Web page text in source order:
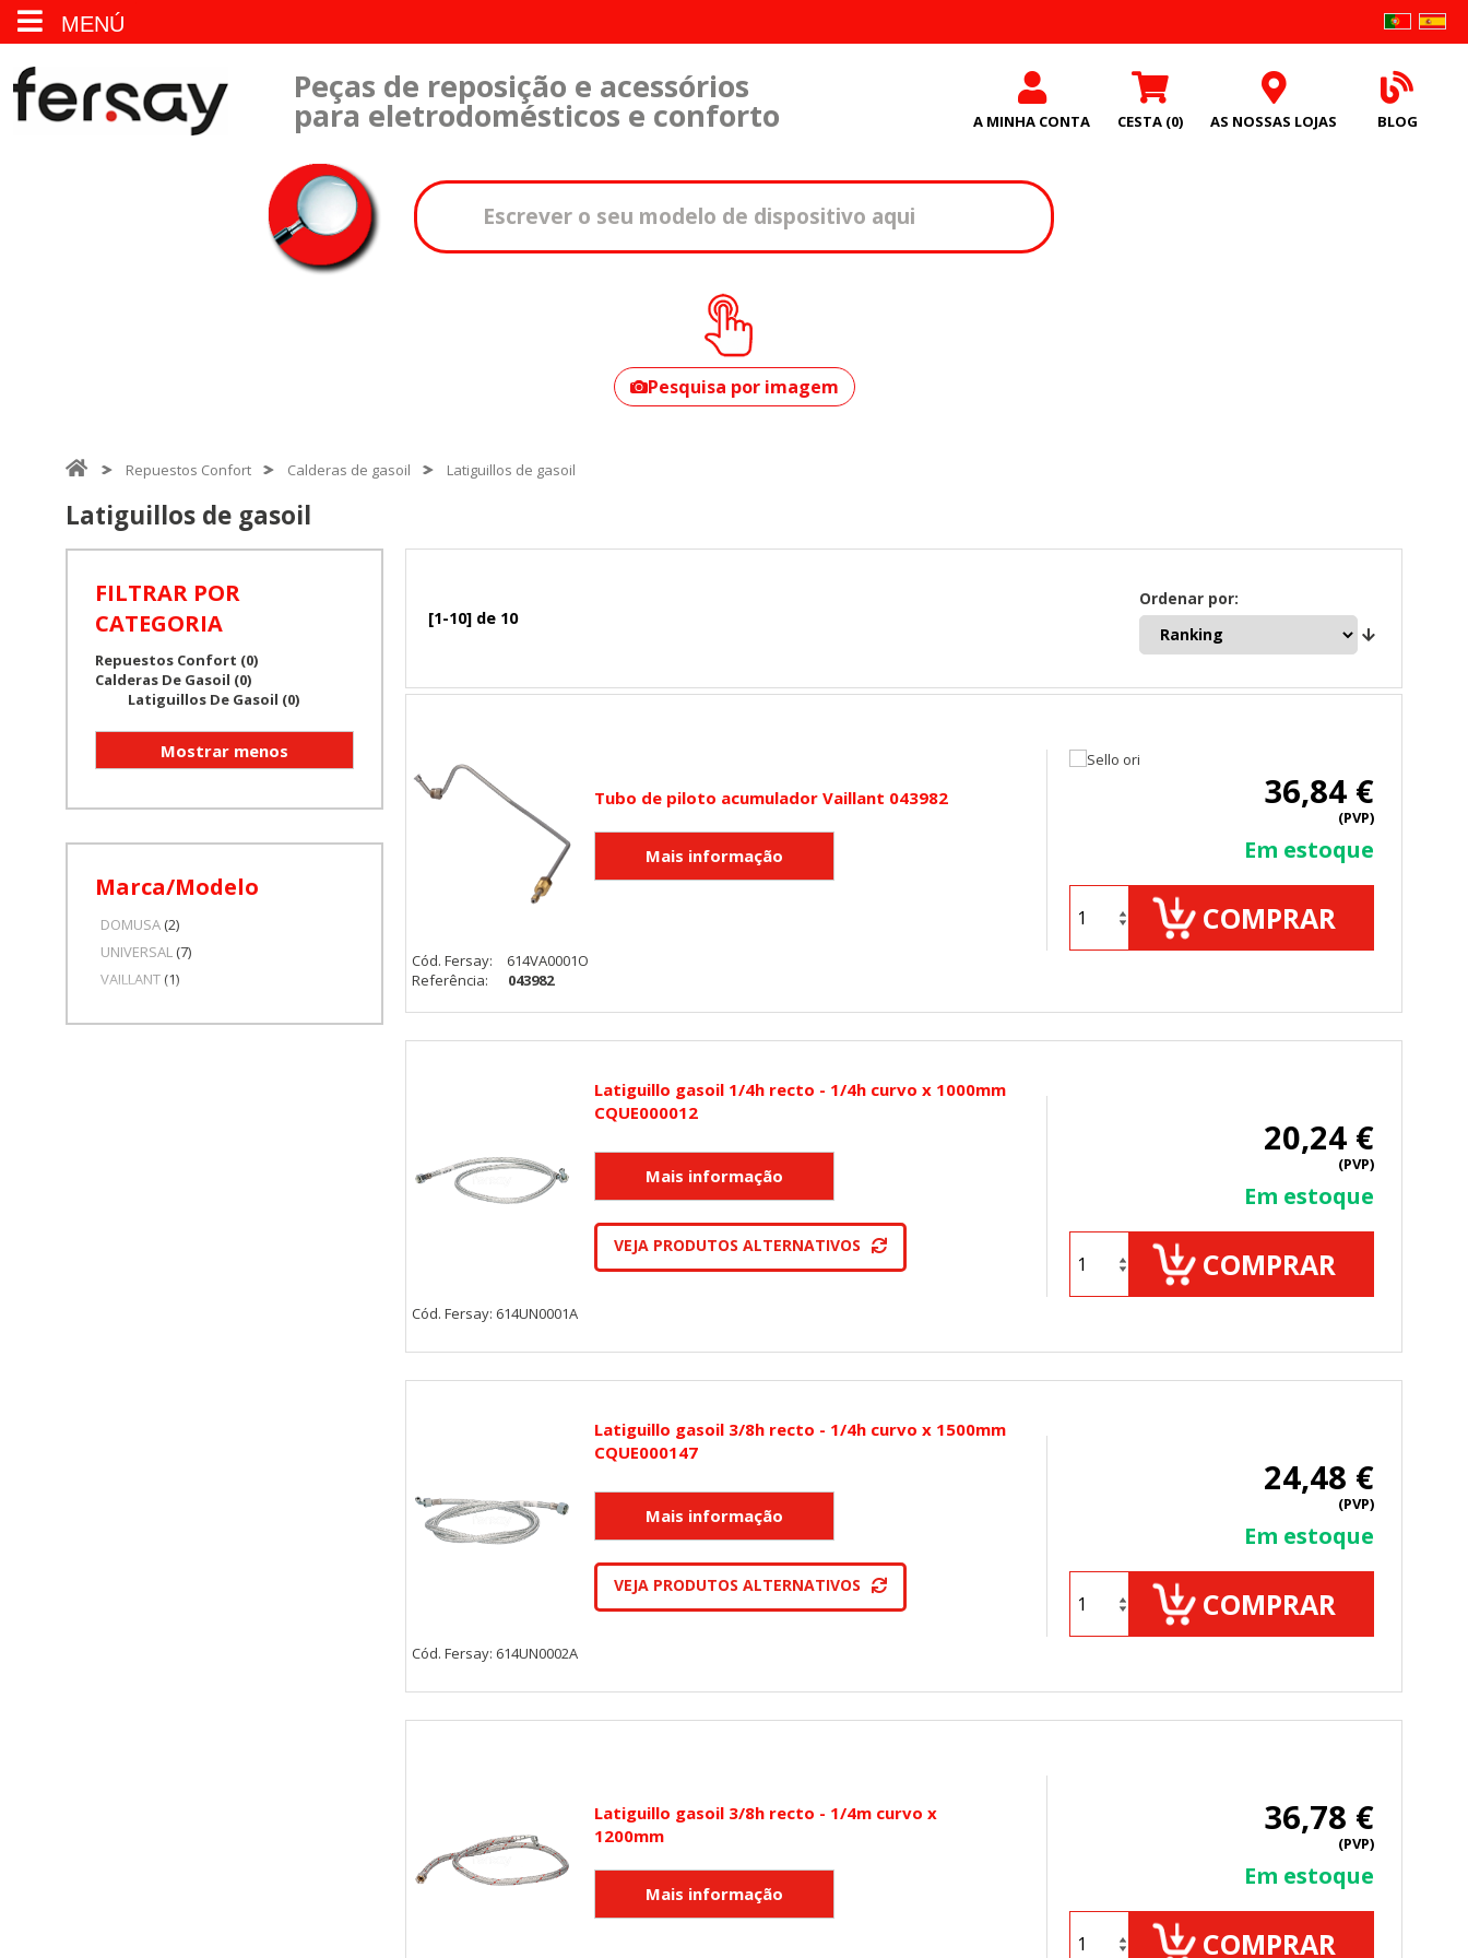
MENÚ
Peças de reposição e acessórios
para eletrodomésticos e conforto A MINHA CONTA CESTA (0) AS NOSSAS LOJAS BLOG
seu modelo?
Pesquisa por imagem
Repuestos Confort Calderas de gasoil Latiguillos de gasoil
Latiguillos de gasoil
FILTRAR POR
CATEGORIA
Repuestos Confort (0)
Calderas De Gasoil (0)
Latiguillos De Gasoil (0)
Marca/Modelo
DOMUSA (2)
UNIVERSAL (7)
VAILLANT (1)
[1-10] de 10
Ordenar por:
Tubo de piloto acumulador Vaillant 043982 36,84 €
(PVP)
Em estoque
COMPRAR
Cód. Fersay:
614VA0001O
Referência:
043982
Latiguillo gasoil 1/4h recto - 1/4h curvo x 1000mm
CQUE000012
VEJA PRODUTOS ALTERNATIVOS
20,24 €
(PVP)
Em estoque
COMPRAR
Cód. Fersay: 614UN0001A
Latiguillo gasoil 3/8h recto - 1/4h curvo x 1500mm
CQUE000147
VEJA PRODUTOS ALTERNATIVOS
24,48 €
(PVP)
Em estoque
COMPRAR
Cód. Fersay: 614UN0002A
Latiguillo gasoil 3/8h recto - 1/4m curvo x
1200mm
36,78 €
(PVP)
Em estoque
COMPRAR